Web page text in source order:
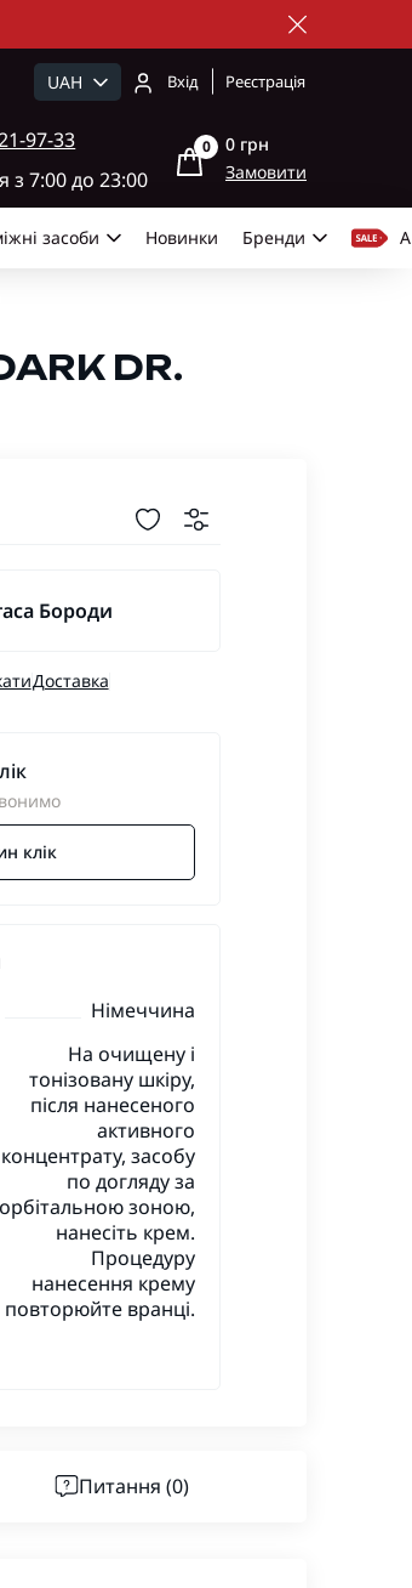
UAH Вхід Реєстрація
97-33
з 7:00 до 23:00
0
0 грн
Замовити
засоби Новинки Бренди
DR.
Бороди
Доставка
клік
Німеччина
На очищену і
тонізовану шкіру,
після нанесеного
активного
концентрату, засобу
по догляду за
орбітальною зоною,
нанесіть крем.
Процедуру
нанесення крему
повторюйте вранці.
Питання (0)